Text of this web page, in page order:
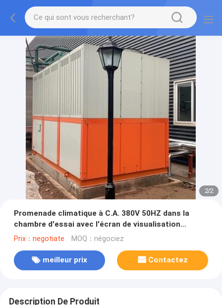
2/2
Promenade climatique à C.A. 380V 50HZ dans la
chambre d'essai avec l'écran de visualisation
d'affichage à cristaux liquides
Prix：negotiate MOQ：négociez
meilleur prix Contactez
Description De Produit